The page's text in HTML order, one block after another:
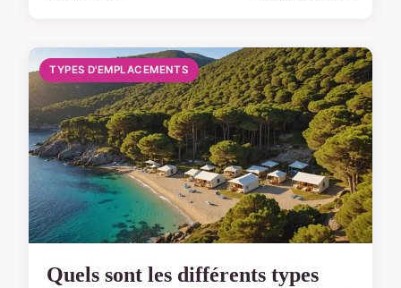
TYPES D'EMPLACEMENTS
Quels sont les différents types